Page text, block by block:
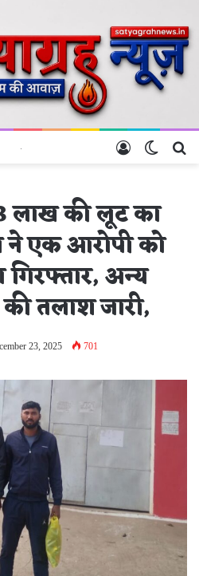
Switch
Log In
लाख की लूट का
एक आरोपी को
अन्य
तलाश जारी,
23, 2025 701